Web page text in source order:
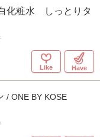
化粧水 しっとりタ
Like Have
/ ONE BY KOSE